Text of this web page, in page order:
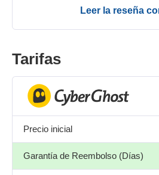
Leer la reseña
Tarifas
Precio inicial
Garantía de Reembolso (Días)